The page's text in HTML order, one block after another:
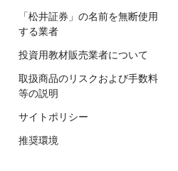
「松井証券」の名前を無断使用
する業者
投資用教材販売業者について
取扱商品のリスクおよび手数料
等の説明
サイトポリシー
推奨環境